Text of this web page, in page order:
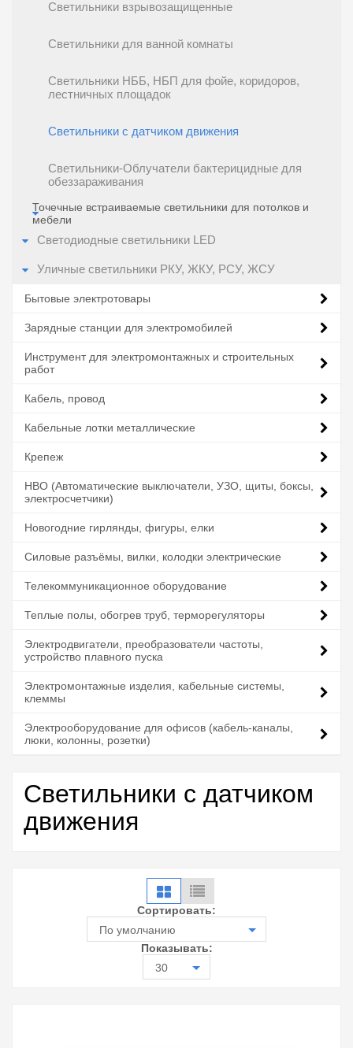
Светильники взрывозащищенные
Светильники для ванной комнаты
Светильники НББ, НБП для фойе, коридоров,
лестничных площадок
Светильники с датчиком движения
Светильники-Облучатели бактерицидные для
обеззараживания
Точечные встраиваемые светильники для потолков и
мебели
Светодиодные светильники LED
Уличные светильники РКУ, ЖКУ, РСУ, ЖСУ
Бытовые электротовары
Зарядные станции для электромобилей
Инструмент для электромонтажных и строительных
работ
Кабель, провод
Кабельные лотки металлические
Крепеж
НВО (Автоматические выключатели, УЗО, щиты, боксы,
электросчетчики)
Новогодние гирлянды, фигуры, елки
Силовые разъёмы, вилки, колодки электрические
Телекоммуникационное оборудование
Теплые полы, обогрев труб, терморегуляторы
Электродвигатели, преобразователи частоты,
устройство плавного пуска
Электромонтажные изделия, кабельные системы,
клеммы
Электрооборудование для офисов (кабель-каналы,
люки, колонны, розетки)
Светильники с датчиком
движения
Сортировать:
По умолчанию
Показывать:
30